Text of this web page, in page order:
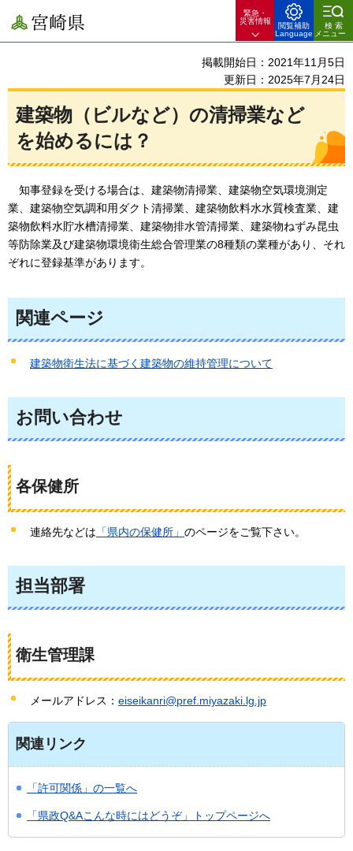
宮崎県
緊急・
災害情報
閲覧補助
Language
検索
メニュー
掲載開始日：2021年11月5日
更新日：2025年7月24日
建築物（ビルなど）の清掃業など
を始めるには？
知事登録を受ける場合は、建築物清掃業、建築物空気環境測定
業、建築物空気調和用ダクト清掃業、建築物飲料水水質検査業、建
築物飲料水貯水槽清掃業、建築物排水管清掃業、建築物ねずみ昆虫
等防除業及び建築物環境衛生総合管理業の8種類の業種があり、それ
ぞれに登録基準があります。
関連ページ
建築物衛生法に基づく建築物の維持管理について
お問い合わせ
各保健所
連絡先などは 「県内の保健所」 のページをご覧下さい。
担当部署
衛生管理課
メールアドレス： eiseikanri@pref.miyazaki.lg.jp
関連リンク
「許可関係」の一覧へ
「県政Q&Aこんな時にはどうぞ」トップページへ